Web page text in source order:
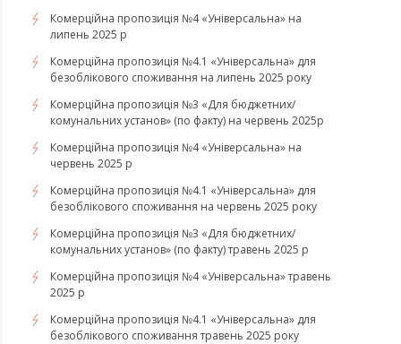
Комерційна пропозиція №4 «Універсальна» на
липень 2025 р
Комерційна пропозиція №4.1 «Універсальна» для
безоблікового споживання на липень 2025 року
Комерційна пропозиція №3 «Для бюджетних/
комунальних установ» (по факту) на червень 2025р
Комерційна пропозиція №4 «Універсальна» на
червень 2025 р
Комерційна пропозиція №4.1 «Універсальна» для
безоблікового споживання на червень 2025 року
Комерційна пропозиція №3 «Для бюджетних/
комунальних установ» (по факту) травень 2025 р
Комерційна пропозиція №4 «Універсальна» травень
2025 р
Комерційна пропозиція №4.1 «Універсальна» для
безоблікового споживання травень 2025 року